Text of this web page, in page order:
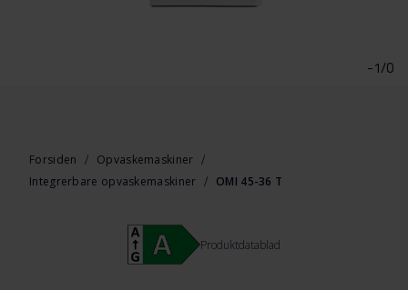
-1/0
Forsiden
Opvaskemaskiner
Integrerbare opvaskemaskiner
OMI 45-36 T
Produktdatablad